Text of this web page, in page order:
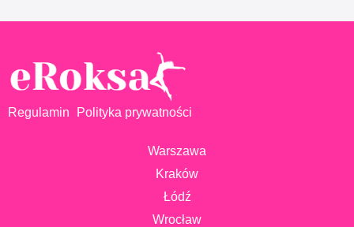
Regulamin Polityka prywatności
Warszawa
Kraków
Łódź
Wrocław